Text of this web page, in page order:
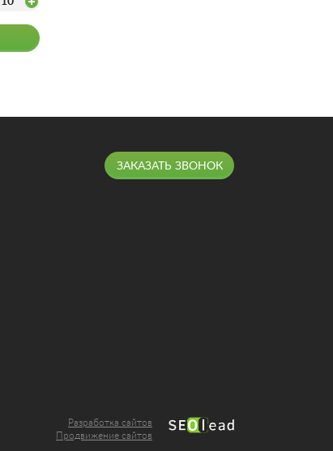
ЗАКАЗАТЬ ЗВОНОК
Разработка сайтов
Продвижение сайтов